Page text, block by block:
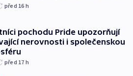
před 16 h
pochodu Pride upozorňují
nerovnosti i společenskou
před 17 h